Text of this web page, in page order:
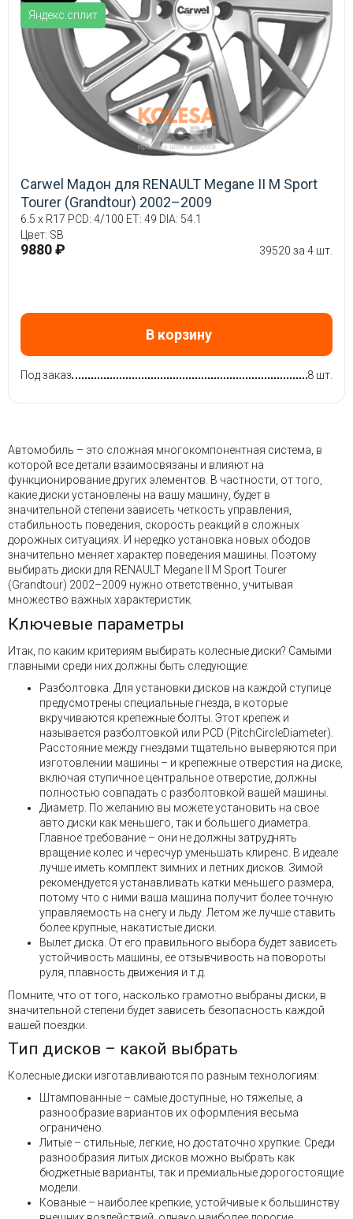
Яндекс.сплит
Carwel Мадон для RENAULT Megane II М Sport
Tourer (Grandtour) 2002–2009
6.5 x R17 PCD: 4/100 ET: 49 DIA: 54.1
Цвет: SB
9880 ₽ 39520 за 4 шт.
В корзину
Под заказ 8 шт.
Автомобиль – это сложная многокомпонентная система, в
которой все детали взаимосвязаны и влияют на
функционирование других элементов. В частности, от того,
какие диски установлены на вашу машину, будет в
значительной степени зависеть четкость управления,
стабильность поведения, скорость реакций в сложных
дорожных ситуациях. И нередко установка новых ободов
значительно меняет характер поведения машины. Поэтому
выбирать диски для RENAULT Megane II М Sport Tourer
(Grandtour) 2002–2009 нужно ответственно, учитывая
множество важных характеристик.
Ключевые параметры
Итак, по каким критериям выбирать колесные диски? Самыми
главными среди них должны быть следующие:
Разболтовка. Для установки дисков на каждой ступице
предусмотрены специальные гнезда, в которые
вкручиваются крепежные болты. Этот крепеж и
называется разболтовкой или PCD (PitchCircleDiameter).
Расстояние между гнездами тщательно выверяются при
изготовлении машины – и крепежные отверстия на диске,
включая ступичное центральное отверстие, должны
полностью совпадать с разболтовкой вашей машины.
Диаметр. По желанию вы можете установить на свое
авто диски как меньшего, так и большего диаметра.
Главное требование – они не должны затруднять
вращение колес и чересчур уменьшать клиренс. В идеале
лучше иметь комплект зимних и летних дисков. Зимой
рекомендуется устанавливать катки меньшего размера,
потому что с ними ваша машина получит более точную
управляемость на снегу и льду. Летом же лучше ставить
более крупные, накатистые диски.
Вылет диска. От его правильного выбора будет зависеть
устойчивость машины, ее отзывчивость на повороты
руля, плавность движения и т.д.
Помните, что от того, насколько грамотно выбраны диски, в
значительной степени будет зависеть безопасность каждой
вашей поездки.
Тип дисков – какой выбрать
Колесные диски изготавливаются по разным технологиям:
Штампованные – самые доступные, но тяжелые, а
разнообразие вариантов их оформления весьма
ограничено.
Литые – стильные, легкие, но достаточно хрупкие. Среди
разнообразия литых дисков можно выбрать как
бюджетные варианты, так и премиальные дорогостоящие
модели.
Кованые – наиболее крепкие, устойчивые к большинству